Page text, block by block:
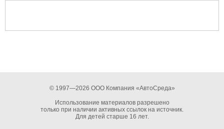
© 1997—2026 ООО Компания «АвтоСреда»
Использование материалов разрешено
только при наличии активных ссылок на источник.
Для детей старше 16 лет.